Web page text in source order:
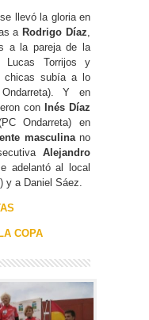
llevó la gloria en
a Rodrigo Díaz
a la pareja de la
Lucas Torrijos y
chicas subía a lo
Y en
con
Inés Díaz
Ondarreta) en
masculinano
Alejandro
adelantó al local
y a Daniel Sáez.
COPA